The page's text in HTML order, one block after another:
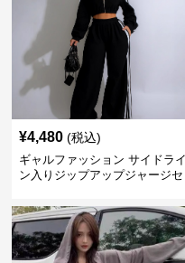
¥4,480 (税込)
ギャルファッション サイドライ
ン入りジップアップジャージセ